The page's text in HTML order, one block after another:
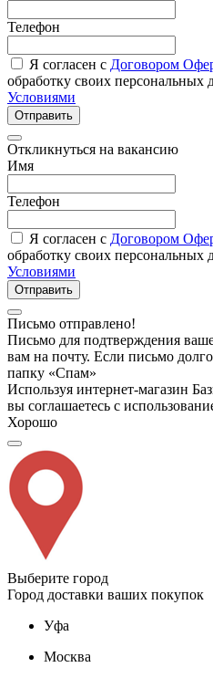
Телефон
Я согласен с Договором
обработку своих персональных
Условиями
Отправить
Откликнуться на вакансию
Имя
Телефон
Я согласен с Договором
обработку своих персональных
Условиями
Отправить
Письмо отправлено!
Письмо для подтверждения
вам на почту. Если письмо
папку «Спам»
Используя интернет-магазин
вы соглашаетесь с
Хорошо
Выберите город
Город доставки ваших покупок
Уфа
Москва